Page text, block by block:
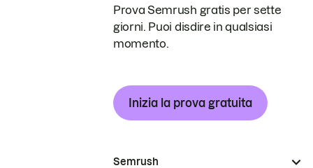
Prova Semrush gratis per sette
giorni. Puoi disdire in qualsiasi
momento.
Inizia la prova gratuita
Semrush